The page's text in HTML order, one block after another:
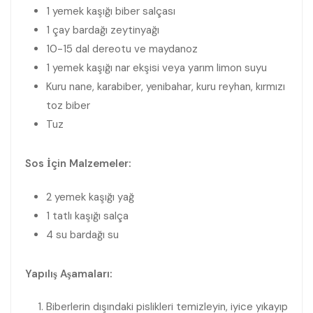
1 yemek kaşığı biber salçası
1 çay bardağı zeytinyağı
10-15 dal dereotu ve maydanoz
1 yemek kaşığı nar ekşisi veya yarım limon suyu
Kuru nane, karabiber, yenibahar, kuru reyhan, kırmızı
toz biber
Tuz
Sos İçin Malzemeler:
2 yemek kaşığı yağ
1 tatlı kaşığı salça
4 su bardağı su
Yapılış Aşamaları:
Biberlerin dışındaki pislikleri temizleyin, iyice yıkayıp